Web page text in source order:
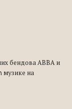
бендова ABBA и
музике на